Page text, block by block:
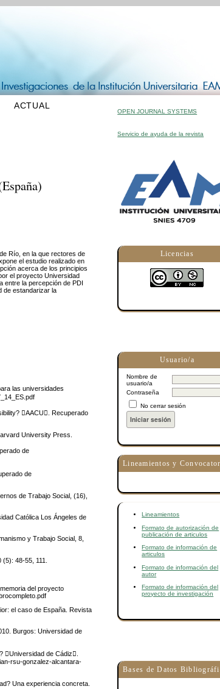
OPEN JOURNAL SYSTEMS
Servicio de ayuda de la revista
Licencias
Usuario/a
Nombre de
usuario/a
Contraseña
No cerrar sesión
Lineamientos y
Lineamientos
Formato de autorización de
publicación de articulos
Formato de información de
articulos
Formato de información del
autor
Formato de información del
proyecto de investigación
Bases de Datos
ACTUAL
Río, en la que rectores de
el estudio realizado en
acerca de los principios
el proyecto Universidad
entre la percepción de PDI
de estandarizar la
las universidades
AACU. Recuperado
University Press.
de
de
de Trabajo Social, (16),
Católica Los Ángeles de
y Trabajo Social, 8,
48-55, 111.
del proyecto
el caso de España. Revista
Burgos: Universidad de
Universidad de Cádiz.
rsu-gonzalez-alcantara-
Una experiencia concreta.